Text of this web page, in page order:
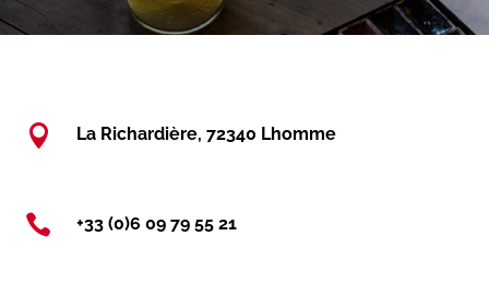
 La Richardière, 72340 Lhomme
 +33 (0)6 09 79 55 21